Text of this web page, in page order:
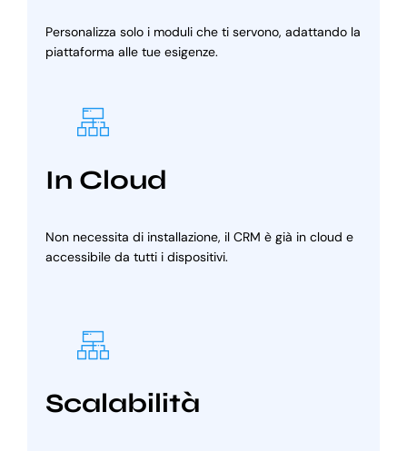
Personalizza solo i moduli che ti servono, adattando la
piattaforma alle tue esigenze.
In Cloud
Non necessita di installazione, il CRM è già in cloud e
accessibile da tutti i dispositivi.
Scalabilità